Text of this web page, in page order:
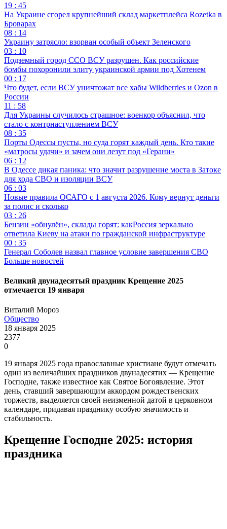
19 : 45
На Украине сгорел крупнейший склад маркетплейса Rozetka в
Броварах
08 : 14
Украину затрясло: взорван особый объект Зеленского
03 : 10
Подземный город ССО ВСУ разрушен. Как российские
бомбы похоронили элиту украинской армии под Хотенем
00 : 17
Что будет, если ВСУ уничтожат все хабы Wildberries и Ozon в
России
11 : 58
Для Украины случилось страшное: военкор объяснил, что
стало с контрнаступлением ВСУ
08 : 35
Порты Одессы пусты, но суда горят каждый день. Кто такие
«матросы удачи» и зачем они лезут под «Герани»
06 : 12
В Одессе дикая паника: что значит разрушение моста в Затоке
для хода СВО и изоляции ВСУ
06 : 03
Новые правила ОСАГО с 1 августа 2026. Кому вернут деньги
за полис и сколько
03 : 26
Бензин «обнулён», склады горят: какРоссия зеркально
ответила Киеву на атаки по гражданской инфраструктуре
00 : 35
Генерал Соболев назвал главное условие завершения СВО
Больше новостей
Великий двунадесятый праздник Крещение 2025
отмечается 19 января
Виталий Мороз
Общество
18 января 2025
2377
0
19 января 2025 года православные христиане будут отмечать
один из величайших праздников двунадесятих — Крещение
Господне, также известное как Святое Богоявление. Этот
день, ставший завершающим аккордом рождественских
торжеств, выделяется своей неизменной датой в церковном
календаре, придавая празднику особую значимость и
стабильность.
Крещение Господне 2025: история
праздника